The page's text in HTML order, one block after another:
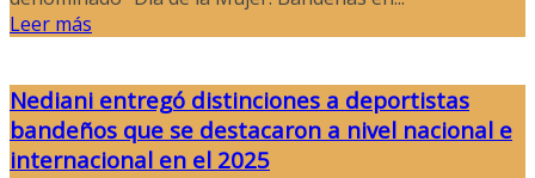
Leer más
Nediani entregó distinciones a deportistas
bandeños que se destacaron a nivel nacional e
internacional en el 2025